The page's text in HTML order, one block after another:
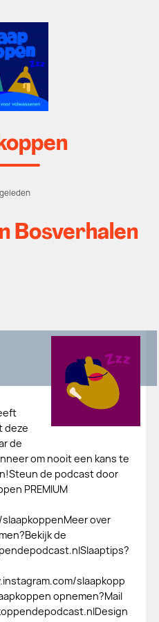
Bosverhalen
deze
de
om nooit een kans te
de podcast door
PREMIUM
over
de
slaapkopp
opnemen?Mail